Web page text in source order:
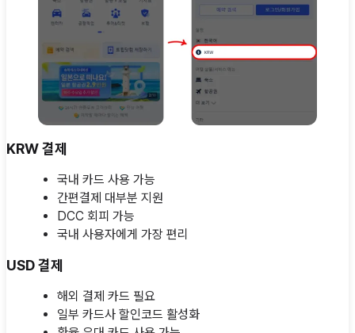
KRW 결제
국내 카드 사용 가능
간편결제 대부분 지원
DCC 회피 가능
국내 사용자에게 가장 편리
USD 결제
해외 결제 카드 필요
일부 카드사 할인코드 활성화